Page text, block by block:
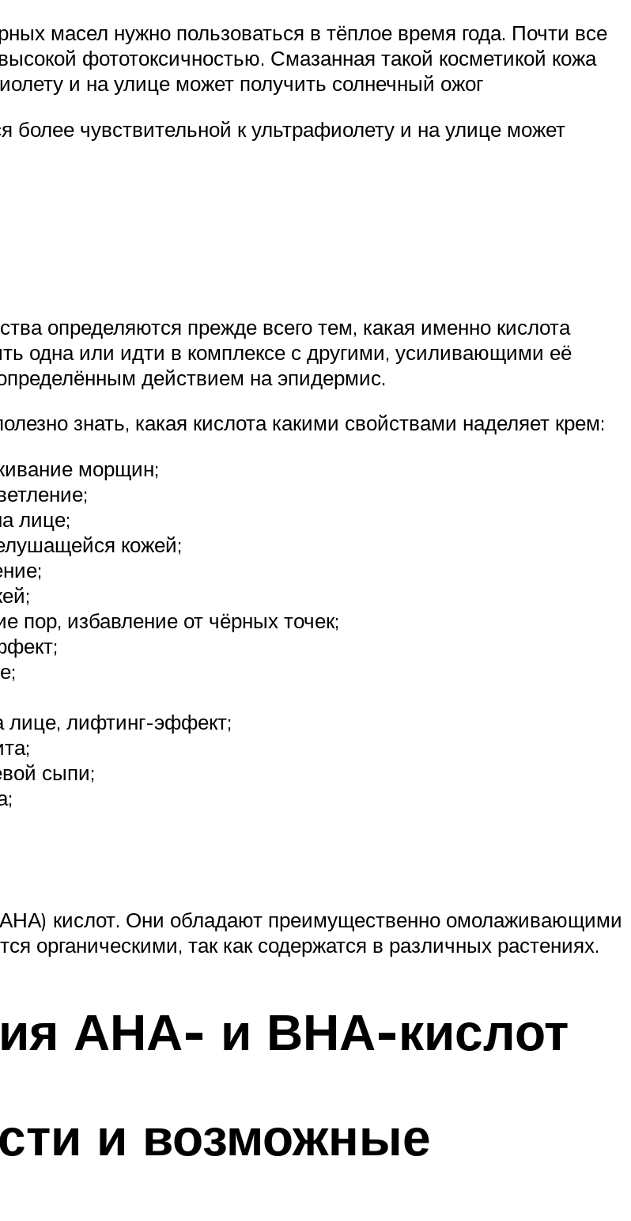
масел нужно пользоваться в тёплое время года. Почти все
фототоксичностью. Смазанная такой косметикой кожа
и на улице может получить солнечный ожог
более чувствительной к ультрафиолету и на улице может
определяются прежде всего тем, какая именно кислота
одна или идти в комплексе с другими, усиливающими её
действием на эпидермис.
знать, какая кислота какими свойствами наделяет крем:
морщин;
лице;
кожей;
избавление от чёрных точек;
лице, лифтинг-эффект;
сыпи;
кислот. Они обладают преимущественно омолаживающими
так как содержатся в различных растениях.
АНА- и ВНА-кислот
и возможные